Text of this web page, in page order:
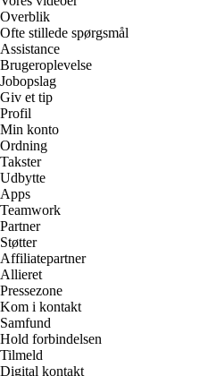
Overblik
Ofte stillede spørgsmål
Assistance
Brugeroplevelse
Jobopslag
Giv et tip
Profil
Min konto
Ordning
Takster
Udbytte
Apps
Teamwork
Partner
Støtter
Affiliatepartner
Allieret
Pressezone
Kom i kontakt
Samfund
Hold forbindelsen
Tilmeld
Digital kontakt